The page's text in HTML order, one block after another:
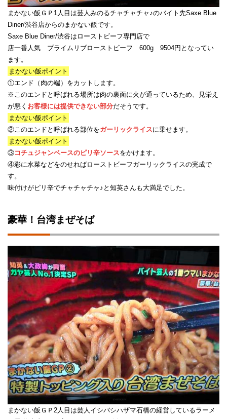
まかない飯ＧＰ1人目は芸人みのるチャチャチャ♪のバイト先Saxe Blue
Diner/渋谷店からのまかない飯です。
Saxe Blue Diner/渋谷はローストビーフ専門店で
店一番人気 プライムリブローストビーフ 600g 9504円となってい
ます。
まかない飯ポイント
①エンド（肉の端）をカットします。
※このエンドと呼ばれる場所は肉の裏面に火が通っているため、見栄え
が悪く お客様には提供できない部分だそうです。
まかない飯ポイント
②このエンドと呼ばれる部位をガーリックライスに乗せます。
まかない飯ポイント
③コチュジャンベースのピリ辛ソースをかけます。
④彩に水菜などをのせればローストビーフガーリックライスの完成で
す。
味付けがピリ辛でチャチャチャ♪と知英さんも大満足でした。
豪華！台湾まぜそば
まかない飯ＧＰ2人目は芸人イシバシハザマ石橋の経営しているラーメ